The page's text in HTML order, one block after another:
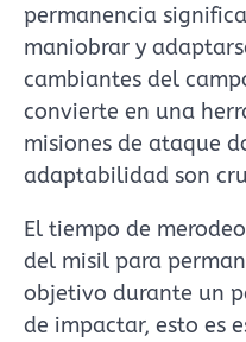
permanencia
maniobrar y
cambiantes del
convierte en una
misiones de ataque
adaptabilidad son
El tiempo de
del misil para
objetivo durante un
de impactar, esto es